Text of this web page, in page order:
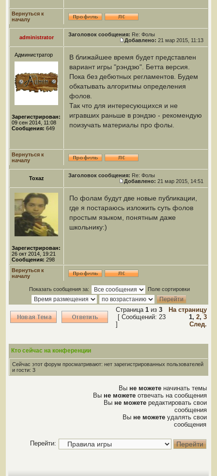
Вернуться к
началу
administrator Заголовок сообщения: Re: Фолы
Добавлено: 21 мар 2015, 11:13
Администратор
Зарегистрирован:
09 сен 2014, 11:08
Сообщения: 649
В ближайшее время будет представлен
вариант игры "рэндзю". Бетта версия.
Пока без дебютных регламентов. Будем
обкатывать алгоритмы определения
фолов.
Так что для интересующихся и не
игравших раньше в рэндзю - рекомендую
поизучать материалы про фолы.
Вернуться к
началу
Toxaz Заголовок сообщения: Re: Фолы
Добавлено: 21 мар 2015, 14:51
Зарегистрирован:
26 окт 2014, 19:21
Сообщения: 298
По фолам будут две новые публикации,
где я постараюсь изложить суть фолов
простым языком, понятным даже
школьнику:)
Вернуться к
началу
Показать сообщения за: Поле сортировки
Страница 1 из 3
[ Сообщений: 23
]
На страницу
1, 2, 3
След.
Кто сейчас на конференции
Сейчас этот форум просматривают: нет зарегистрированных пользователей
и гости: 3
Вы не можете начинать темы
Вы не можете отвечать на сообщения
Вы не можете редактировать свои
сообщения
Вы не можете удалять свои
сообщения
Перейти: